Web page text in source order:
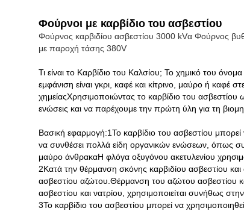
Φούρνοι με καρβίδιο του ασβεστίου
Φούρνος καρβιδίου ασβεστίου 3000 kVα Φούρνος
με παροχή τάσης 380V
Τι είναι το Καρβίδιο του Καλσίου; Το χημικό του
εμφάνιση είναι γκρι, καφέ και κίτρινο, μαύρο ή καφέ
χημείαςΧρησιμοποιώντας το καρβίδιο του
ενώσεις και να παρέχουμε την πρώτη ύλη για τη
Βασική εφαρμογή:1Το καρβίδιο του ασβεστίου μπορεί
να συνθέσει πολλά είδη οργανικών ενώσεων, όπως
μαύρο άνθρακαΗ φλόγα οξυγόνου ακετυλενίου
2Κατά την θέρμανση σκόνης καρβιδίου ασβεστίου
ασβεστίου αζώτου.Θέρμανση του αζώτου ασβεστίου
ασβεστίου και νατρίου, χρησιμοποιείται συνήθως
3Το καρβίδιο του ασβεστίου μπορεί να